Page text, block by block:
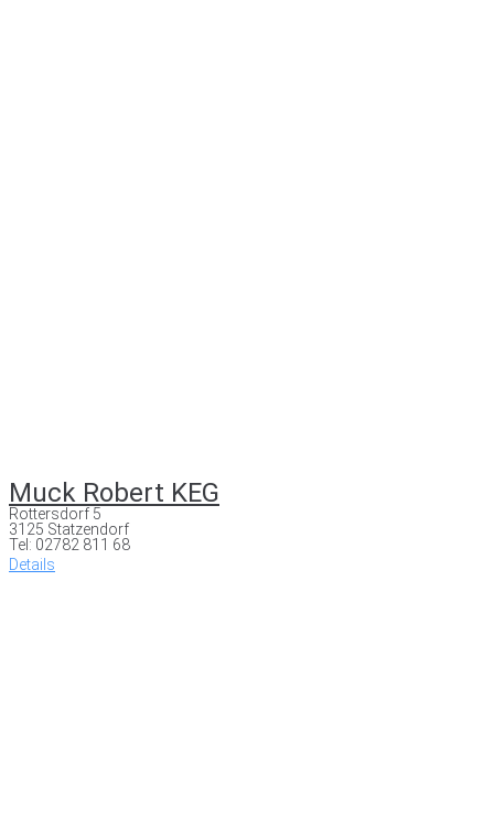
Muck Robert KEG
Rottersdorf 5
3125 Statzendorf
Tel: 02782 811 68
Details